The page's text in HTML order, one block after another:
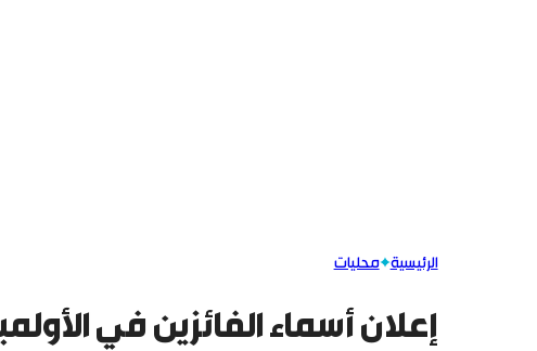
الرئيسية محليات
إعلان أسماء الفائزين في